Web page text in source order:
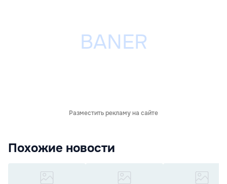
Разместить рекламу на сайте
Похожие новости